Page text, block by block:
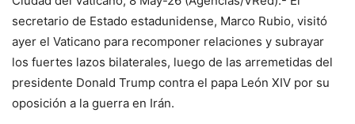
secretario de Estado estadunidense, Marco Rubio, visitó
ayer el Vaticano para recomponer relaciones y subrayar
los fuertes lazos bilaterales, luego de las arremetidas del
presidente Donald Trump contra el papa León XIV por su
oposición a la guerra en Irán.